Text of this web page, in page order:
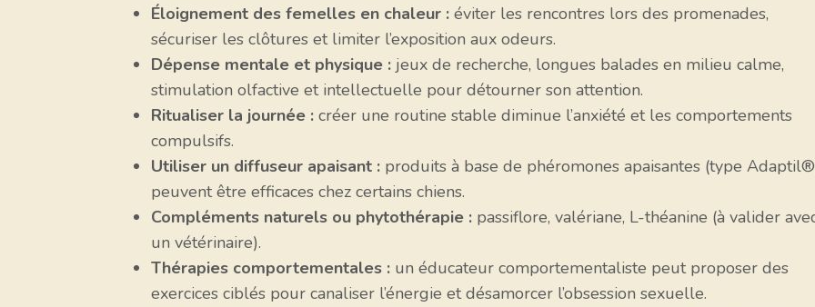
Éloignement des femelles en chaleur : éviter les rencontres lors des promenades,
sécuriser les clôtures et limiter l’exposition aux odeurs.
Dépense mentale et physique : jeux de recherche, longues balades en milieu calme,
stimulation olfactive et intellectuelle pour détourner son attention.
Ritualiser la journée : créer une routine stable diminue l’anxiété et les comportements
compulsifs.
Utiliser un diffuseur apaisant : produits à base de phéromones apaisantes (type
peuvent être efficaces chez certains chiens.
Compléments naturels ou phytothérapie : passiflore, valériane, L-théanine (à valider
un vétérinaire).
Thérapies comportementales : un éducateur comportementaliste peut proposer des
exercices ciblés pour canaliser l’énergie et désamorcer l’obsession sexuelle.